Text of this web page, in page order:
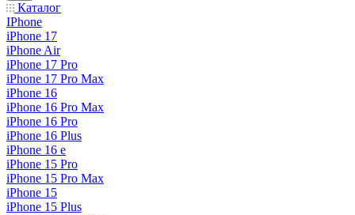
Каталог
IPhone
iPhone 17
iPhone Air
iPhone 17 Pro
iPhone 17 Pro Max
iPhone 16
iPhone 16 Pro Max
iPhone 16 Pro
iPhone 16 Plus
iPhone 16 e
iPhone 15 Pro
iPhone 15 Pro Max
iPhone 15
iPhone 15 Plus